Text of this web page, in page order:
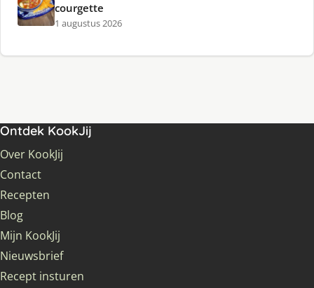
courgette
1 augustus 2026
Ontdek KookJij
Over KookJij
Contact
Recepten
Blog
Mijn KookJij
Nieuwsbrief
Recept insturen